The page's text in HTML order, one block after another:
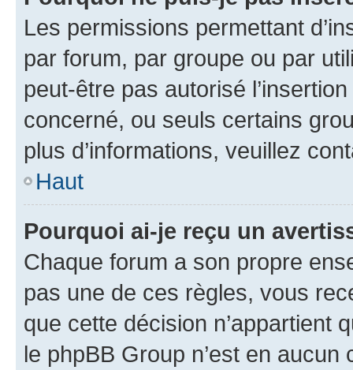
Les permissions permettant
par forum, par groupe ou par
peut-être pas autorisé
concerné, ou seuls certains
plus d’informations, veuillez
Haut
Pourquoi ai-je reçu un
Chaque forum a son propre
pas une de ces règles, vous
que cette décision n’appartient
le phpBB Group n’est en